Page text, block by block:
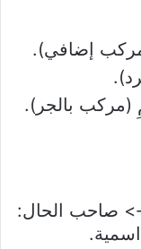
إضافي).
(مركب بالجر).
-> صاحب الحال: